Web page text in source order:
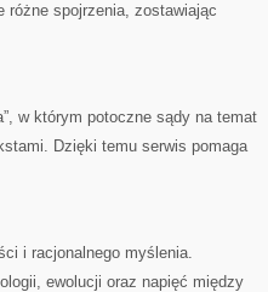
różne spojrzenia, zostawiając
w którym potoczne sądy na temat
Dzięki temu serwis pomaga
i racjonalnego myślenia.
ewolucji oraz napięć między